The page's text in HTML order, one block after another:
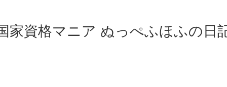
家資格マニア ぬっぺふほふの日